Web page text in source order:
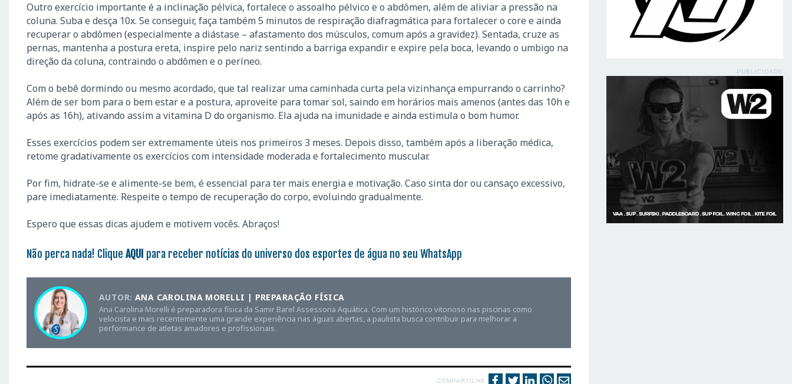
Outro exercício importante é a inclinação pélvica, fortalece o assoalho pélvico e o abdômen, além de aliviar a pressão na
coluna. Suba e desça 10x. Se conseguir, faça também 5 minutos de respiração diafragmática para fortalecer o core e ainda
recuperar o abdômen (especialmente a diástase – afastamento dos músculos, comum após a gravidez). Sentada, cruze as
pernas, mantenha a postura ereta, inspire pelo nariz sentindo a barriga expandir e expire pela boca, levando o umbigo na
direção da coluna, contraindo o abdômen e o períneo.
Com o bebê dormindo ou mesmo acordado, que tal realizar uma caminhada curta pela vizinhança empurrando o carrinho?
Além de ser bom para o bem estar e a postura, aproveite para tomar sol, saindo em horários mais amenos (antes das 10h e
após as 16h), ativando assim a vitamina D do organismo. Ela ajuda na imunidade e ainda estimula o bom humor.
Esses exercícios podem ser extremamente úteis nos primeiros 3 meses. Depois disso, também após a liberação médica,
retome gradativamente os exercícios com intensidade moderada e fortalecimento muscular.
Por fim, hidrate-se e alimente-se bem, é essencial para ter mais energia e motivação. Caso sinta dor ou cansaço excessivo,
pare imediatamente. Respeite o tempo de recuperação do corpo, evoluindo gradualmente.
Espero que essas dicas ajudem e motivem vocês. Abraços!
Não perca nada! Clique AQUI para receber notícias do universo dos esportes de água no seu WhatsApp
AUTOR: ANA CAROLINA MORELLI | PREPARAÇÃO FÍSICA
Ana Carolina Morelli é preparadora física da Samir Barel Assessoria Aquática. Com um histórico vitorioso nas piscinas como
velocista e mais recentemente uma grande experiência nas águas abertas, a paulista busca contribuir para melhorar a
performance de atletas amadores e profissionais.
COMPARTILHE
PUBLICIDADE